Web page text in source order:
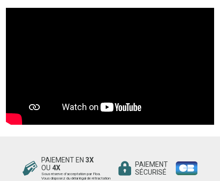
PAIEMENT EN 3X
OU 4X
Sous réserve d’acceptation par Floa.
Vous disposez du délai légal de rétractation
PAIEMENT
SÉCURISÉ